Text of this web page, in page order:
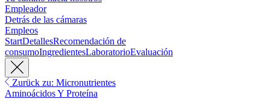
Empleador
Detrás de las cámaras
Empleos
StartDetallesRecomendación de
consumoIngredientesLaboratorioEvaluación
Zurück zu: Micronutrientes
Aminoácidos Y Proteína